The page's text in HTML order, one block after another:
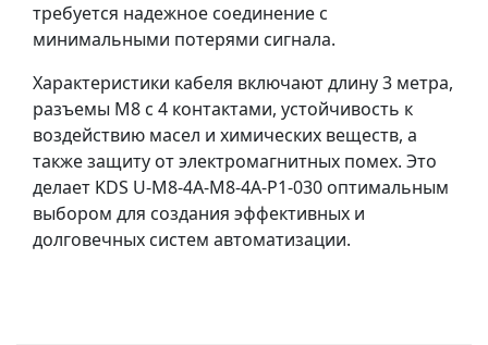
требуется надежное соединение с
минимальными потерями сигнала.
Характеристики кабеля включают длину 3 метра,
разъемы M8 с 4 контактами, устойчивость к
воздействию масел и химических веществ, а
также защиту от электромагнитных помех. Это
делает KDS U-M8-4A-M8-4A-P1-030 оптимальным
выбором для создания эффективных и
долговечных систем автоматизации.